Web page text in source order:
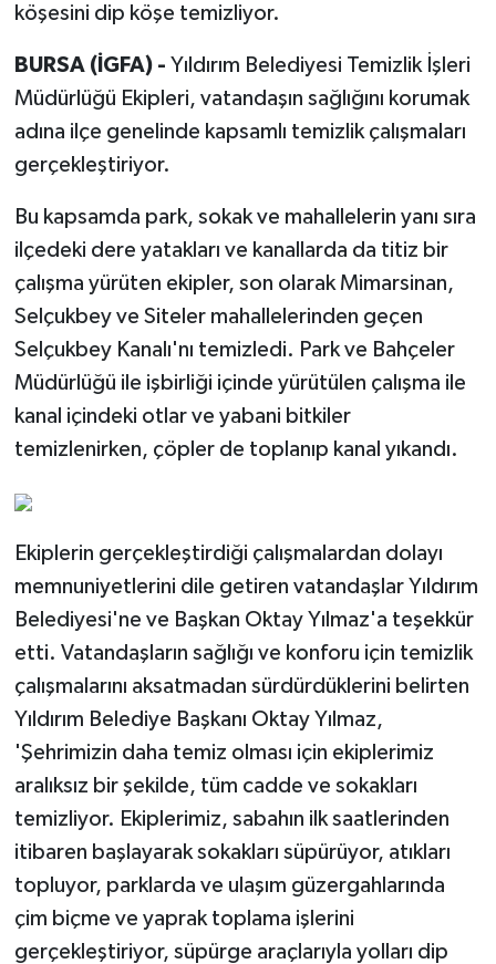
köşesini dip köşe temizliyor.
BURSA (İGFA) - Yıldırım Belediyesi Temizlik İşleri
Müdürlüğü Ekipleri, vatandaşın sağlığını korumak
adına ilçe genelinde kapsamlı temizlik çalışmaları
gerçekleştiriyor.
Bu kapsamda park, sokak ve mahallelerin yanı sıra
ilçedeki dere yatakları ve kanallarda da titiz bir
çalışma yürüten ekipler, son olarak Mimarsinan,
Selçukbey ve Siteler mahallelerinden geçen
Selçukbey Kanalı'nı temizledi. Park ve Bahçeler
Müdürlüğü ile işbirliği içinde yürütülen çalışma ile
kanal içindeki otlar ve yabani bitkiler
temizlenirken, çöpler de toplanıp kanal yıkandı.
Ekiplerin gerçekleştirdiği çalışmalardan dolayı
memnuniyetlerini dile getiren vatandaşlar Yıldırım
Belediyesi'ne ve Başkan Oktay Yılmaz'a teşekkür
etti. Vatandaşların sağlığı ve konforu için temizlik
çalışmalarını aksatmadan sürdürdüklerini belirten
Yıldırım Belediye Başkanı Oktay Yılmaz,
'Şehrimizin daha temiz olması için ekiplerimiz
aralıksız bir şekilde, tüm cadde ve sokakları
temizliyor. Ekiplerimiz, sabahın ilk saatlerinden
itibaren başlayarak sokakları süpürüyor, atıkları
topluyor, parklarda ve ulaşım güzergahlarında
çim biçme ve yaprak toplama işlerini
gerçekleştiriyor, süpürge araçlarıyla yolları dip